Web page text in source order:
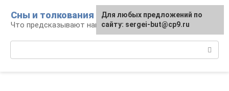
контенту
Сны и толкования
Что предсказывают нам наши сны
Для любых предложений по
сайту: sergei-but@cp9.ru